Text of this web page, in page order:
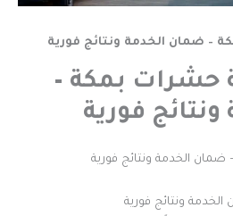
– ضمان الخدمة ونتائج فورية
حشرات بمكة –
فورية
الخدمة ونتائج فورية
ونتائج فورية